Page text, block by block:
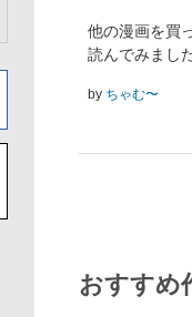
他の漫画を買
読んでみまし
by ちゃむ〜
おすすめ